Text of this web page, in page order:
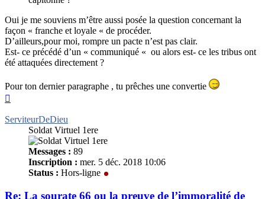
Oui je me souviens m’être aussi posée la question concernant la
façon « franche et loyale « de procéder.
D’ailleurs,pour moi, rompre un pacte n’est pas clair.
Est- ce précédé d’un « communiqué « ou alors est- ce les tribus ont
été attaquées directement ?
Pour ton dernier paragraphe , tu prêches une convertie
ServiteurDeDieu
Soldat Virtuel 1ere
Messages : 89
Inscription : mer. 5 déc. 2018 10:06
Status : Hors-ligne
Re: La sourate 66 ou la preuve de l’immoralité de